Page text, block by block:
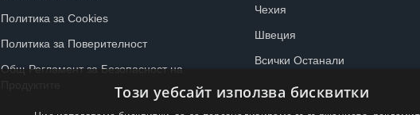
Политика за Cookies
Политика за Поверителност
Общ Регламент за Безопасност на
Чехия
Швеция
Всички Останали
Този уебсайт използва бисквитки